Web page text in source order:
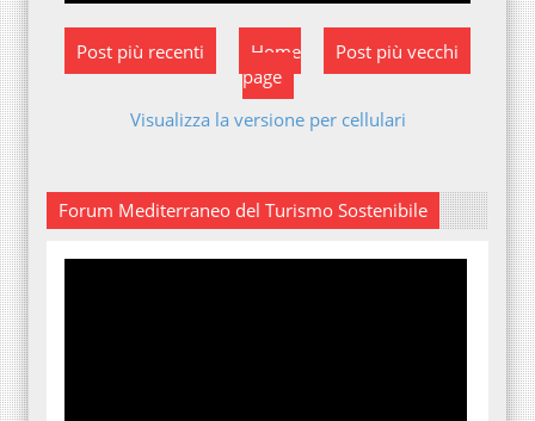
Post più recenti Post più vecchi
Home
page
Visualizza la versione per cellulari
Forum Mediterraneo del Turismo Sostenibile